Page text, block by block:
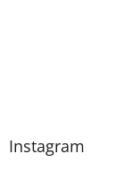
Instagram